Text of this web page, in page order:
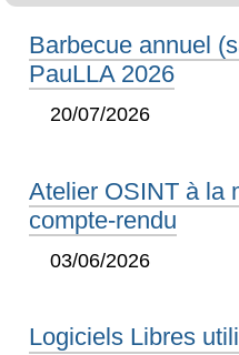
Barbecue annuel
PauLLA 2026
20/07/2026
Atelier OSINT à la
compte-rendu
03/06/2026
Logiciels Libres